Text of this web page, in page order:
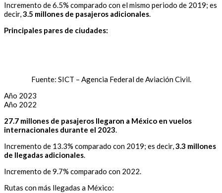
Incremento de 6.5% comparado con el mismo periodo de 2019; es
decir,3.5 millones de pasajeros adicionales.
Principales pares de ciudades:
Fuente: SICT – Agencia Federal de Aviación Civil.
Año 2023
Año 2022
27.7 millones de pasajeros llegaron a México en vuelos
internacionales durante el 2023.
Incremento de 13.3% comparado con 2019; es decir,3.3 millones
de llegadas adicionales.
Incremento de 9.7% comparado con 2022.
Rutas con más llegadas a México: